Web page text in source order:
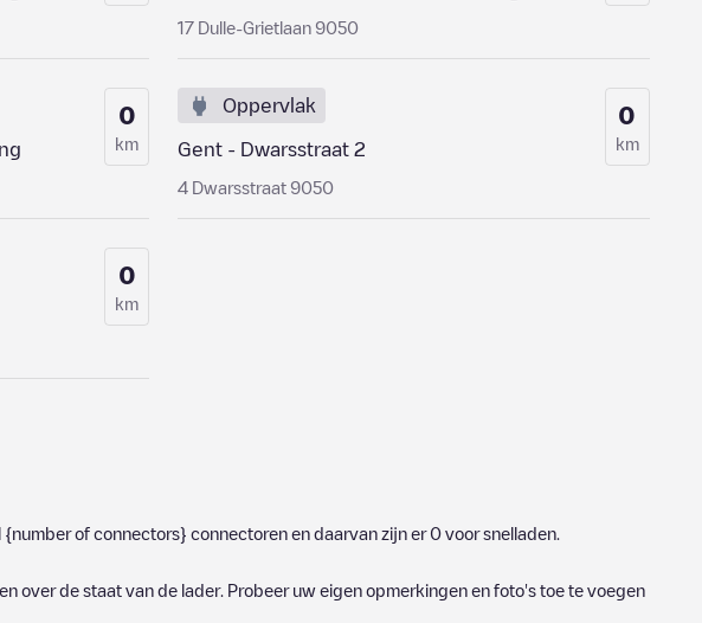
17 Dulle-Grietlaan 9050
0
km
Oppervlak
Gent - Dwarsstraat 2
4 Dwarsstraat 9050
0
km
0
km
{number of connectors} connectoren en daarvan zijn er 0 voor snelladen.
over de staat van de lader. Probeer uw eigen opmerkingen en foto's toe te voegen